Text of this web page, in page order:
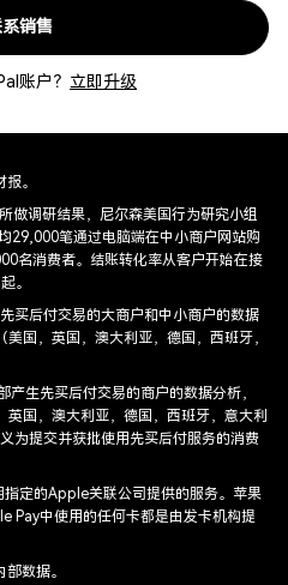
销售
账户？ 立即升级
。
做调研结果，尼尔森美国行为研究小组
29,000笔通过电脑端在中小商户网站购
名消费者。结账转化率从客户开始在接
。
买后付交易的大商户和中小商户的数据
国，英国，澳大利亚，德国，西班牙，
生先买后付交易的商户的数据分析，
国，澳大利亚，德国，西班牙，意大利
为提交并获批使用先买后付服务的消费
定的Apple关联公司提供的服务。苹果
Pay中使用的任何卡都是由发卡机构提
数据。